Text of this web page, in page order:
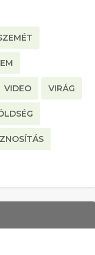
VIDEO VIRÁG